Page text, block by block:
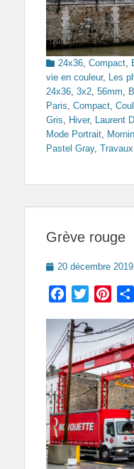
Categories
24x36, Compact,
vie en couleur, Les
24x36, 3x2, 56mm,
Paris, Compact,
Gris, Hiver, Laurent
Mode Portrait,
Pastel Gray, Travaux
Grève rouge
Posted
20 décembre 2019
Facebook
Twitter